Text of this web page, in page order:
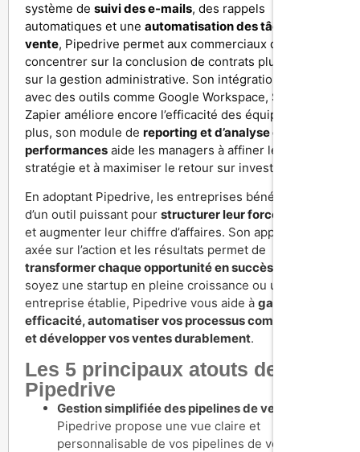
système de suivi des e-mails, des rappels
automatiques et une automatisation des tâches de
vente, Pipedrive permet aux commerciaux de se
concentrer sur la conclusion de contrats plutôt que
sur la gestion administrative. Son intégration fluide
avec des outils comme Google Workspace, Slack et
Zapier améliore encore l’efficacité des équipes. De
plus, son module de reporting et d’analyse des
performances aide les managers à affiner leur
stratégie et à maximiser le retour sur investissement.
En adoptant Pipedrive, les entreprises bénéficient
d’un outil puissant pour structurer leur force de vente
et augmenter leur chiffre d’affaires. Son approche
axée sur l’action et les résultats permet de
transformer chaque opportunité en succès
soyez une startup en pleine croissance ou une
entreprise établie, Pipedrive vous aide à gagner en
efficacité, automatiser vos processus commerciaux
et développer vos ventes durablement.
Les 5 principaux atouts de
Pipedrive
Gestion simplifiée des pipelines de vente
Pipedrive propose une vue claire et
personnalisable de vos pipelines de vente, vous